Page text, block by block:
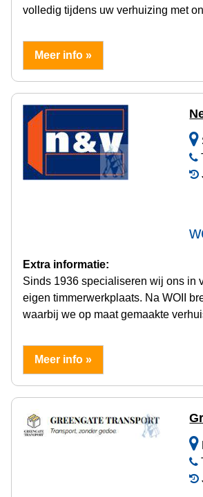
volledig tijdens uw verhuizing met
Meer info »
Extra informatie:
Sinds 1936 specialiseren wij ons in
eigen timmerwerkplaats. Na WOII
waarbij we op maat gemaakte
Meer info »